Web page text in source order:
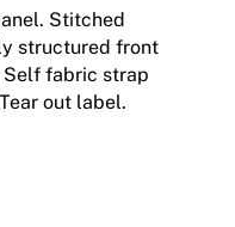
Stitched
structured front
Self fabric strap
out label.